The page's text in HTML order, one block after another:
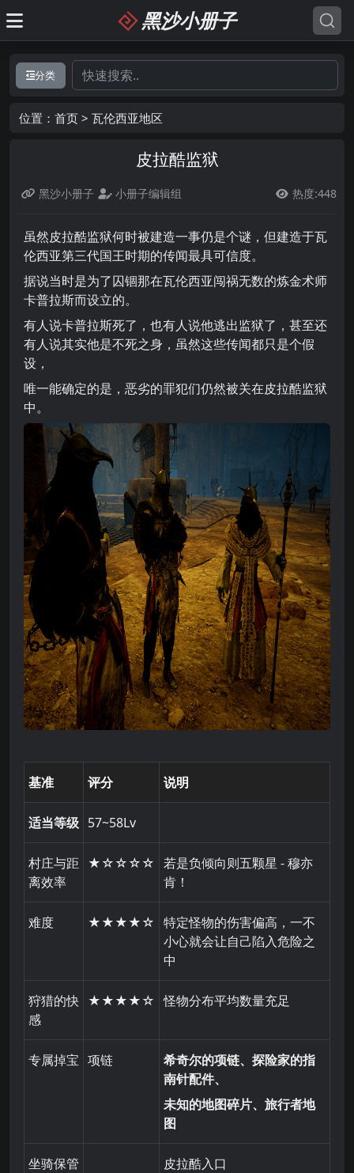
黑沙小册子
分类
位置： 首页 > 瓦伦西亚地区
皮拉酷监狱
黑沙小册子 小册子编辑组  热度:448
虽然皮拉酷监狱何时被建造一事仍是个谜，但建造于瓦
伦西亚第三代国王时期的传闻最具可信度。
据说当时是为了囚锢那在瓦伦西亚闯祸无数的炼金术师
卡普拉斯而设立的。
有人说卡普拉斯死了，也有人说他逃出监狱了，甚至还
有人说其实他是不死之身，虽然这些传闻都只是个假
设，
唯一能确定的是，恶劣的罪犯们仍然被关在皮拉酷监狱
中。
基准 评分 说明
适当等级 57~58Lv
村庄与距
离效率
★☆☆☆☆ 若是负倾向则五颗星 - 穆亦
肯！
难度 ★★★★☆ 特定怪物的伤害偏高，一不
小心就会让自己陷入危险之
中
狩猎的快
感
★★★★☆ 怪物分布平均数量充足
专属掉宝 项链
希奇尔的项链、探险家的指
南针配件、
未知的地图碎片、旅行者地
图
坐骑保管 皮拉酷入口